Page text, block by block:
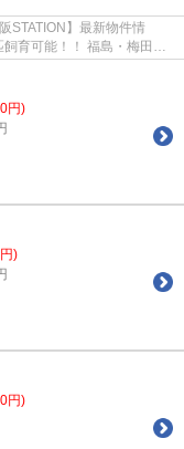
STATION】最新物件情
育可能！！ 福島・梅田エ
円)
)
円)